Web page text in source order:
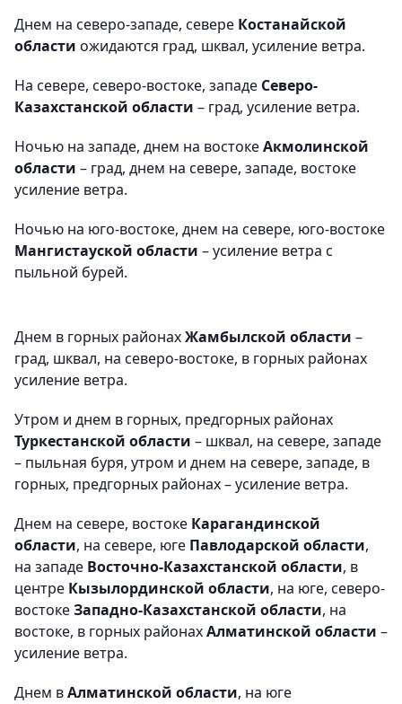
Днем на северо-западе, севере Костанайской
области ожидаются град, шквал, усиление ветра.
На севере, северо-востоке, западе Северо-
Казахстанской области – град, усиление ветра.
Ночью на западе, днем на востокеАкмолинской
области – град, днем на севере, западе, востоке
усиление ветра.
Ночью на юго-востоке, днем на севере, юго-востоке
Мангистауской области – усиление ветра с
пыльной бурей.
Днем в горных районахЖамбылской области –
град, шквал, на северо-востоке, в горных районах
усиление ветра.
Утром и днем в горных, предгорных районах
Туркестанской области – шквал, на севере, западе
– пыльная буря, утром и днем на севере, западе, в
горных, предгорных районах – усиление ветра.
Днем на севере, востоке Карагандинской
области, на севере, юге Павлодарской области,
на западе Восточно-Казахстанской области, в
центре Кызылординской области, на юге, северо-
востокеЗападно-Казахстанской области, на
востоке, в горных районахАлматинской области –
усиление ветра.
Днем вАлматинской области, на юге